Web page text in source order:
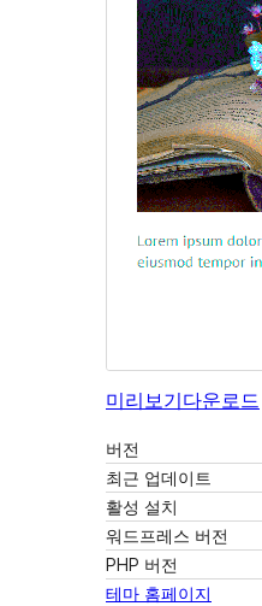
미리보기다운로드
버전
최근 업데이트
활성 설치
워드프레스 버전
PHP 버전
테마 홈페이지